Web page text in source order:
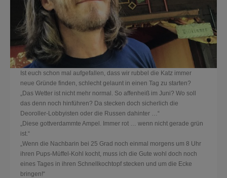
Ist euch schon mal aufgefallen, dass wir rubbel die Katz immer
neue Gründe finden, schlecht gelaunt in einen Tag zu starten?
„Das Wetter ist nicht mehr normal. So affenheiß im Juni? Wo soll
das denn noch hinführen? Da stecken doch sicherlich die
Deoroller-Lobbyisten oder die Russen dahinter …“
„Diese gottverdammte Ampel. Immer rot … wenn nicht gerade grün
ist.“
„Wenn die Nachbarin bei 25 Grad noch einmal morgens um 8 Uhr
ihren Pups-Müffel-Kohl kocht, muss ich die Gute wohl doch noch
eines Tages in ihren Schnellkochtopf stecken und um die Ecke
bringen!“